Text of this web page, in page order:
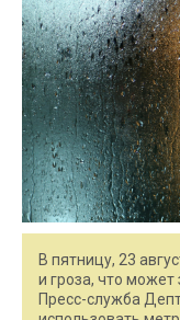
В пятницу, 23
и гроза, что
Пресс-служба